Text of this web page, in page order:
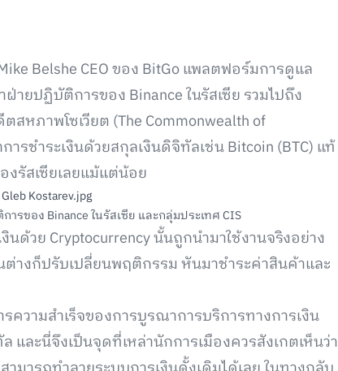
Belshe CEO ของ BitGo แพลตฟอร์มการดูแล
ายปฏิบัติการของ Binance ในรัสเซีย รวมไปถึง
หภาพโซเวียต (The Commonwealth of
ารชำระเงินด้วยสกุลเงินดิจิทัลเช่น Bitcoin (BTC) แท้
รัสเซียเลยแม้แต่น้อย
รของ Binance ในรัสเซีย และกลุ่มประเทศ CIS
นด้วย Cryptocurrency นั้นถูกนำมาใช้งานจริงอย่าง
างก็ปรับเปลี่ยนพฤติกรรม หันมาชำระค่าสินค้าและ
ความสำเร็จของการบูรณาการบริการทางการเงิน
และนี่จึงเป็นจุดที่เหล่านักการเมืองควรสังเกตเห็นว่า